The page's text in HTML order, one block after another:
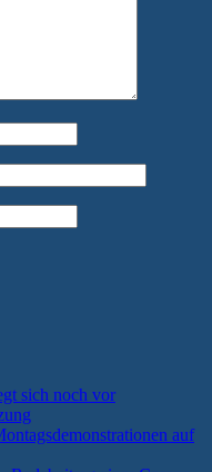
sich noch vor
auf